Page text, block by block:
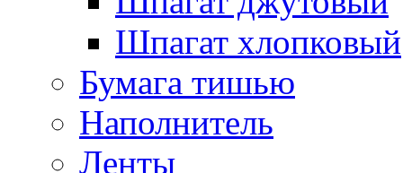
Шпагат хлопковый
Бумага тишью
Наполнитель
Ленты